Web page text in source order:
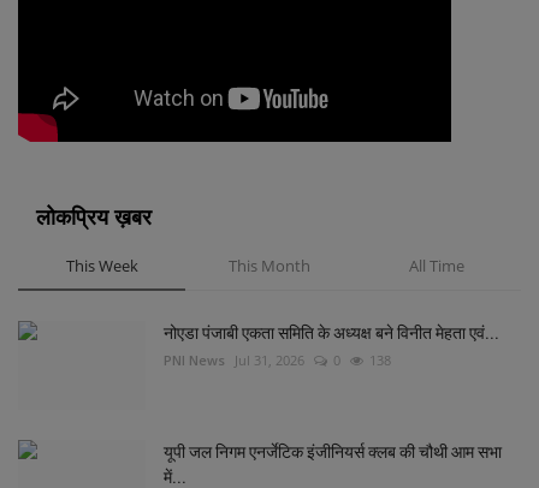
लोकप्रिय ख़बर
This Week This Month All Time
नोएडा पंजाबी एकता समिति के अध्यक्ष बने विनीत मेहता एवं...
PNI News Jul 31, 2026 0 138
यूपी जल निगम एनर्जेटिक इंजीनियर्स क्लब की चौथी आम सभा
में...